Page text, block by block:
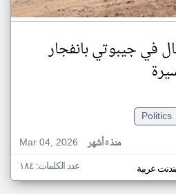
أطفال في جيبوتي بانفجار
Politics
Mar 04, 2026
منذ ٥ أشهر
عربية عدد الكلمات: ١٨٤